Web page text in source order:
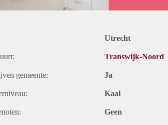
en belastingen. Inclusief stoffering, meubilering
Utrecht
Transwijk-Noord
gemeente: Ja
Kaal
Geen